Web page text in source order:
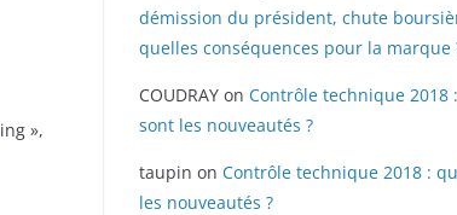
»,
démission du président, chute
quelles conséquences pour la marque
COUDRAY on Contrôle technique 2018
sont les nouveautés ?
taupin on Contrôle technique 2018 :
les nouveautés ?